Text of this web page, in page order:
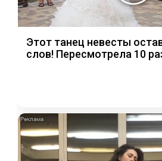
Этот танец невесты
слов! Пересмотрела 10